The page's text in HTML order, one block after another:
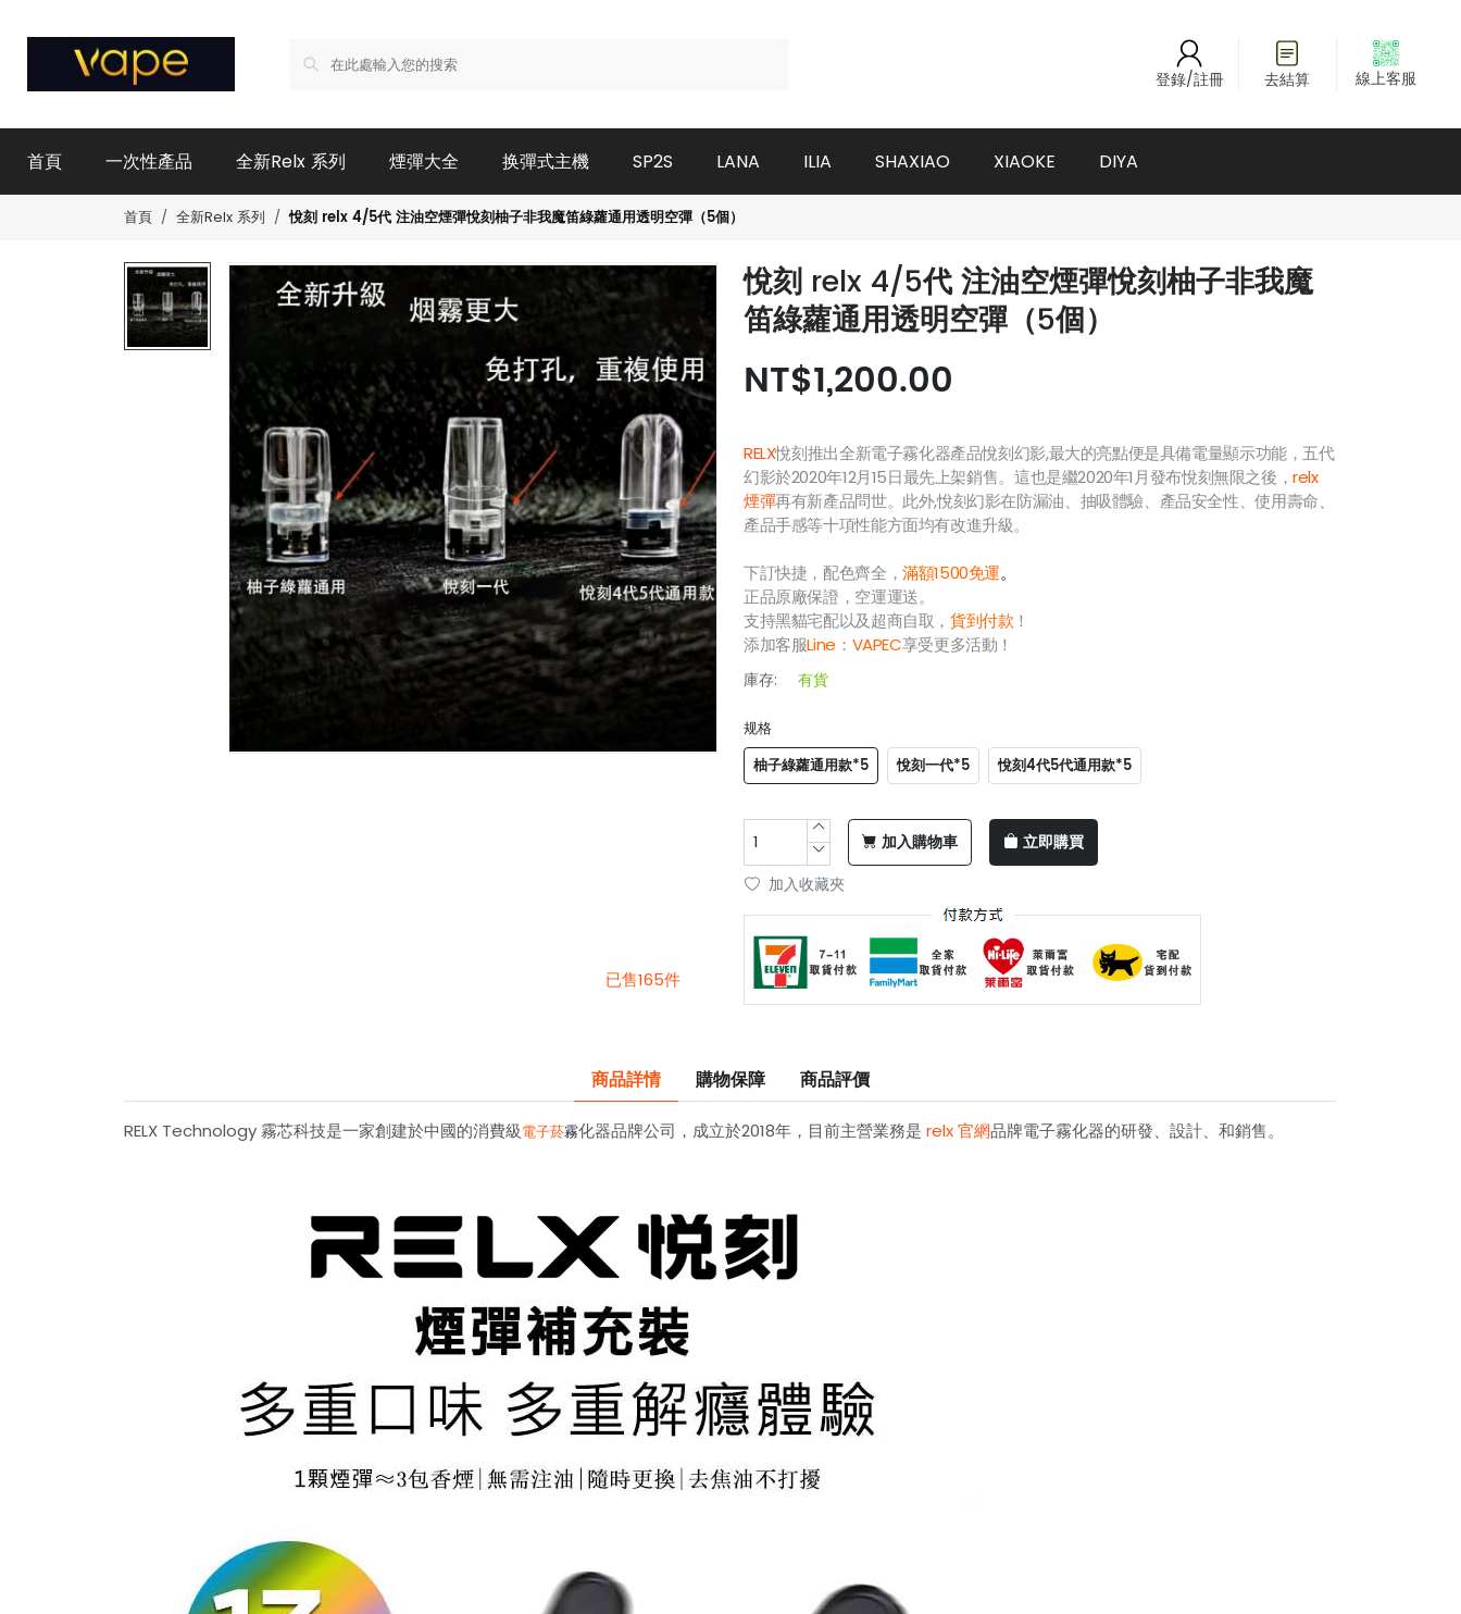
登錄/註冊 去結算 線上客服
首頁 一次性產品 全新Relx 系列 煙彈大全 换彈式主機 SP2S LANA ILIA SHAXIAO XIAOKE DIYA
首頁 全新Relx 系列 悅刻 relx 4/5代 注油空煙彈悅刻柚子非我魔笛綠蘿通用透明空彈（5個）
已售165件
悅刻 relx 4/5代 注油空煙彈悅刻柚子非我魔
笛綠蘿通用透明空彈（5個）
NT$1,200.00
RELX悅刻推出全新電子霧化器產品悅刻幻影,最大的亮點便是具備電量顯示功能，五代
幻影於2020年12月15日最先上架銷售。這也是繼2020年1月發布悅刻無限之後，relx
煙彈再有新產品問世。此外,悅刻幻影在防漏油、抽吸體驗、產品安全性、使用壽命、
產品手感等十項性能方面均有改進升級。
下訂快捷，配色齊全，滿額1500免運。
正品原廠保證，空運運送。
支持黑貓宅配以及超商自取，貨到付款 ！
添加客服Line： VAPEC享受更多活動！
庫存: 有貨
规格
柚子綠蘿通用款*5 悅刻一代*5 悅刻4代5代通用款*5
加入購物車 立即購買
加入收藏夾
商品詳情 購物保障 商品評價
RELX Technology 霧芯科技是一家創建於中國的消費級電子菸霧化器品牌公司，成立於2018年，目前主營業務是 relx 官網品牌電子霧化器的研發、設計、和銷售。